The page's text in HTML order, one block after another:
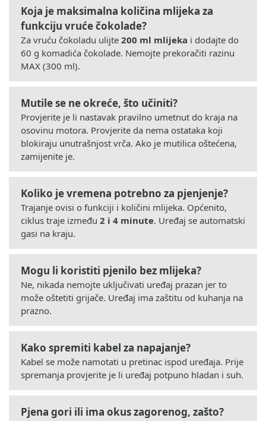
Koja je maksimalna količina mlijeka za
funkciju vruće čokolade?
Za vruću čokoladu ulijte 200 ml mlijeka i dodajte do
60 g komadića čokolade. Nemojte prekoračiti razinu
MAX (300 ml).
Mutile se ne okreće, što učiniti?
Provjerite je li nastavak pravilno umetnut do kraja na
osovinu motora. Provjerite da nema ostataka koji
blokiraju unutrašnjost vrča. Ako je mutilica oštećena,
zamijenite je.
Koliko je vremena potrebno za pjenjenje?
Trajanje ovisi o funkciji i količini mlijeka. Općenito,
ciklus traje između 2 i 4 minute. Uređaj se automatski
gasi na kraju.
Mogu li koristiti pjenilo bez mlijeka?
Ne, nikada nemojte uključivati uređaj prazan jer to
može oštetiti grijače. Uređaj ima zaštitu od kuhanja na
prazno.
Kako spremiti kabel za napajanje?
Kabel se može namotati u pretinac ispod uređaja. Prije
spremanja provjerite je li uređaj potpuno hladan i suh.
Pjena gori ili ima okus zagorenog, zašto?